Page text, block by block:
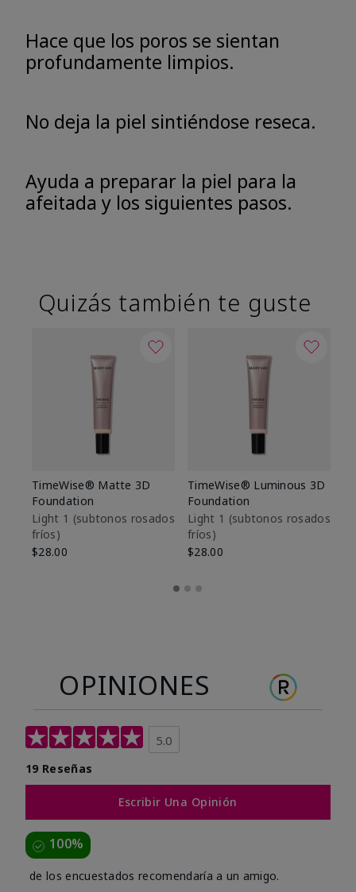
Hace que los poros se sientan
profundamente limpios.
No deja la piel sintiéndose reseca.
Ayuda a preparar la piel para la
afeitada y los siguientes pasos.
Quizás también te guste
TimeWise® Matte 3D
Foundation
Light 1​ (subtonos rosados
fríos)
$28.00
TimeWise® Luminous 3D
Foundation
Light 1​ (subtonos rosados
fríos)
$28.00
OPINIONES
5.0
19 Reseñas
Escribir Una Opinión
100%
de los encuestados recomendaría a un amigo.